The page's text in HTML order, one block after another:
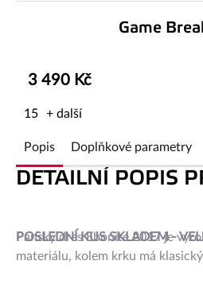
Game
3 490 Kč
15 + další
Popis Doplňkové parametry
DETAILNÍ POPIS
POSLEDNÍ KUS SKLADEM -
Pánský dres Ebonite 2017 je
materiálu, kolem krku má